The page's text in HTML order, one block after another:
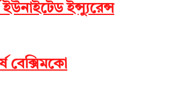
ইউনাইটেড ইন্স্যুরেন্স
বেক্সিমকো